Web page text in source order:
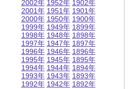
2002年
2001年
2000年
1999年
1998年
1997年
1996年
1995年
1994年
1993年
1992年
1952年
1951年
1950年
1949年
1948年
1947年
1946年
1945年
1944年
1943年
1942年
1902年
1901年
1900年
1899年
1898年
1897年
1896年
1895年
1894年
1893年
1892年